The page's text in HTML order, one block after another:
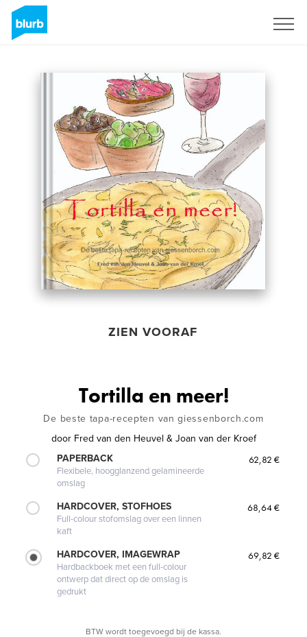
ZIEN VOORAF
Tortilla en meer!
De beste tapa-recepten van giessenborch.com
door Fred van den Heuvel & Joan van der Kroef
PAPERBACK
Flexibele, hoogglanzend gelamineerde
omslag
62,82 €
HARDCOVER, STOFHOES
Full-colour stofomslag over een linnen
kaft
68,64 €
HARDCOVER, IMAGEWRAP
Hardbackboek met een full-colour
ontwerp dat direct op de omslag is
gedrukt
69,82 €
BTW wordt toegevoegd bij de kassa.